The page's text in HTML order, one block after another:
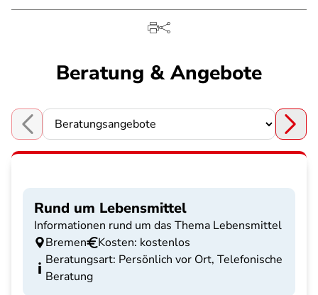
Beratung & Angebote
Choose a section
Rund um Lebensmittel
Informationen rund um das Thema Lebensmittel
Bremen
Kosten: kostenlos
Beratungsart: Persönlich vor Ort, Telefonische
Beratung